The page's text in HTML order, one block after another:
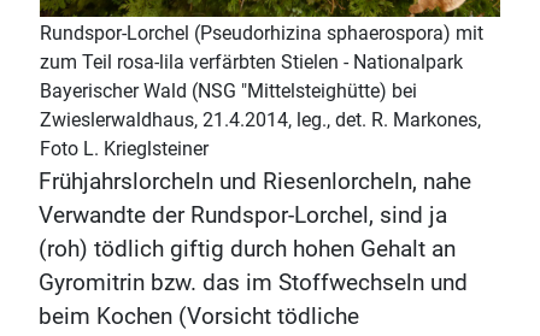
Rundspor-Lorchel (Pseudorhizina sphaerospora) mit
zum Teil rosa-lila verfärbten Stielen - Nationalpark
Bayerischer Wald (NSG "Mittelsteighütte) bei
Zwieslerwaldhaus, 21.4.2014, leg., det. R. Markones,
Foto L. Krieglsteiner
Frühjahrslorcheln und Riesenlorcheln, nahe
Verwandte der Rundspor-Lorchel, sind ja
(roh) tödlich giftig durch hohen Gehalt an
Gyromitrin bzw. das im Stoffwechseln und
beim Kochen (Vorsicht tödliche